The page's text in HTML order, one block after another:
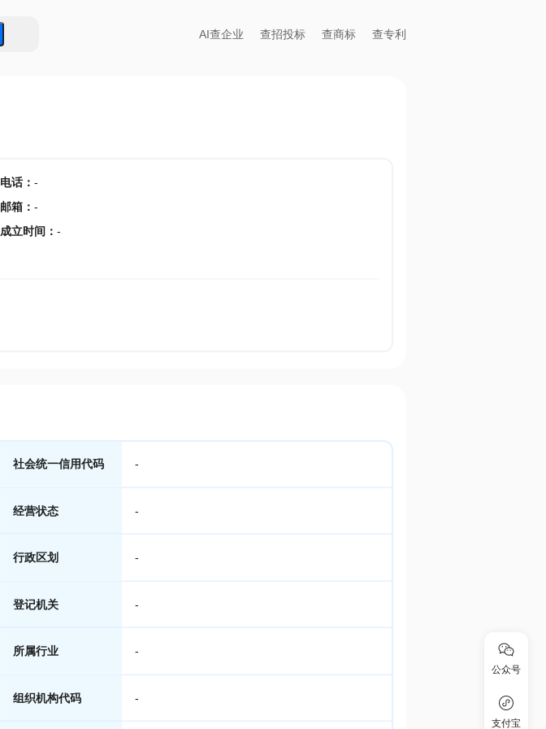
AI查企业 查招投标 查商标 查专利
电话： -
邮箱 ： -
成立时间 ： -
社会统一信用代码 -
经营状态 -
行政区划 -
登记机关 -
所属行业 -
组织机构代码 -
公众号
支付宝